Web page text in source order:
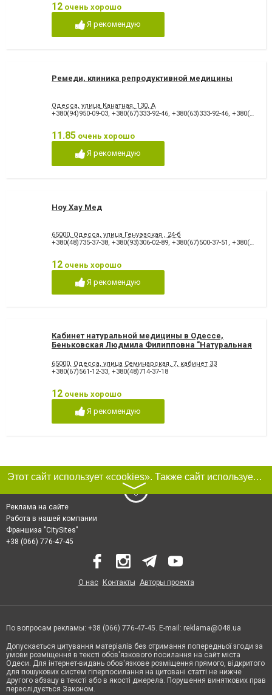
12 очень хорошо
Я рекомендую
Ремеди, клиника репродуктивной медицины
Одесса, улица Канатная, 130, А
+380(94)950-09-03, +380(67)333-92-46, +380(63)333-92-46, +380(50)333-92-46
11.85 очень хорошо
Я рекомендую
Ноу Хау Мед
65000, Одесса, улица Генуэзская , 24-б
+380(48)735-37-38, +380(93)306-02-89, +380(67)500-37-51 , +380(50)440-63-91
12 очень хорошо
Я рекомендую
Кабинет натуральной медицины в Одессе,
Беньковская Людмила Филипповна "Натуральная
65000, Одесса, улица Семинарская, 7, кабинет 33
+380(67)561-12-33, +380(48)714-37-18
12 очень хорошо
Я рекомендую
Этот сайт использует «cookies». Также сайт использует интернет-сервис для сбора технических данных касательно посетителей с целью получения маркетинговой и статистической информации. Условия обработки данных посетителей сайта см.
〉
Реклама на сайте
Работа в нашей компании
Франшиза "CitySites"
+38 (066) 776-47-45
О нас Контакты Авторы проекта
По вопросам рекламы: +38 (066) 776-47-45. E-mail: reklama@048.ua
Допускається цитування матеріалів без отримання попередньої згоди за
умови розміщення в тексті обов'язкового посилання на сайт міста
Одеси. Для інтернет-видань обов'язкове розміщення прямого, відкритого
для пошукових систем гіперпосилання на цитовані статті не нижче
другого абзацу в тексті або в якості джерела. Порушення виняткових прав
переслідується Законом.